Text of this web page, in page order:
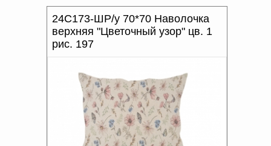
24С173-ШР/у 70*70 Наволочка
верхняя "Цветочный узор" цв. 1
рис. 197